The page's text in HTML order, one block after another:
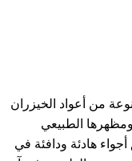
من أعواد الخيزران
ومظهرها الطبيعي
هادئة ودافئة في